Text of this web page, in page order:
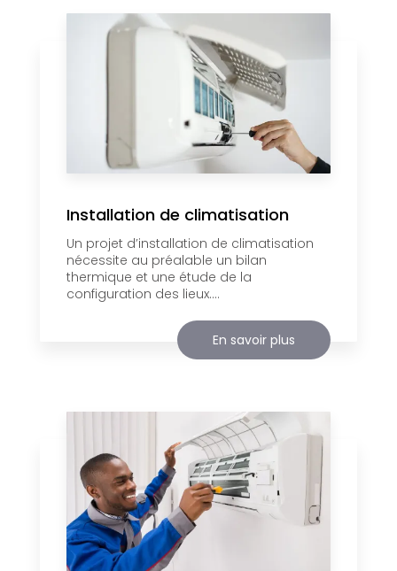
Installation de climatisation
Un projet d’installation de climatisation
nécessite au préalable un bilan
thermique et une étude de la
configuration des lieux....
En savoir plus